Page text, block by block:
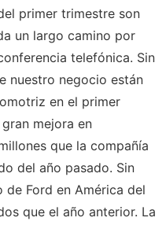
primer trimestre son
un largo camino por
telefónica. Sin
nuestro negocio están
en el primer
mejora en
que la compañía
del año pasado. Sin
Ford en América del
que el año anterior. La